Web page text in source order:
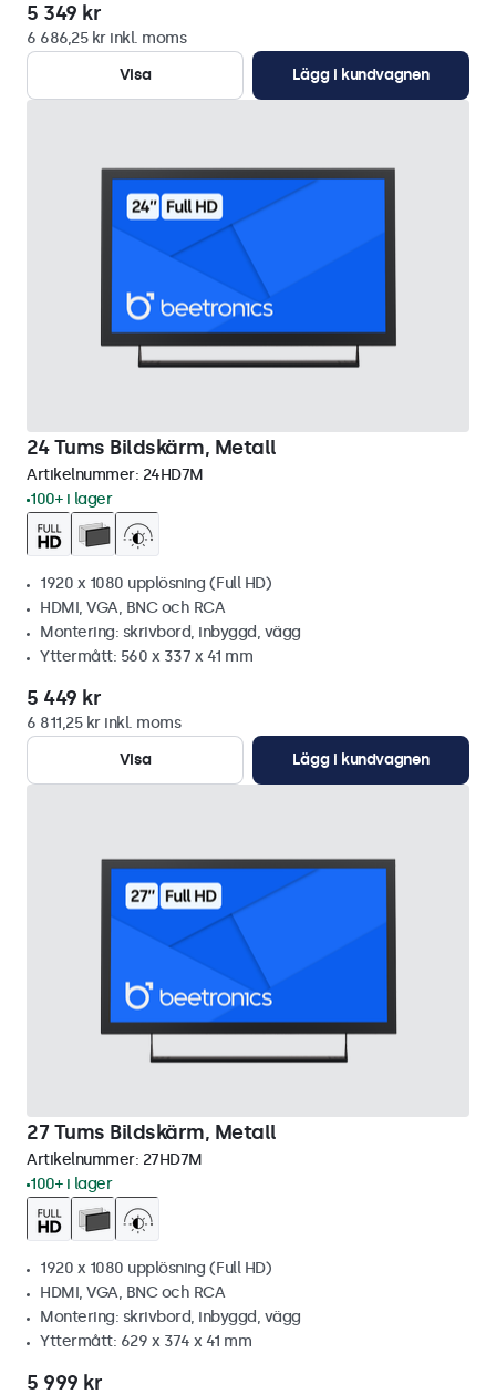
5 349 kr
6 686,25 kr inkl. moms
Visa
Lägg i kundvagnen
24 Tums Bildskärm, Metall
Artikelnummer: 24HD7M
100+ i lager
1920 x 1080 upplösning (Full HD)
HDMI, VGA, BNC och RCA
Montering: skrivbord, inbyggd, vägg
Yttermått: 560 x 337 x 41 mm
5 449 kr
6 811,25 kr inkl. moms
Visa
Lägg i kundvagnen
27 Tums Bildskärm, Metall
Artikelnummer: 27HD7M
100+ i lager
1920 x 1080 upplösning (Full HD)
HDMI, VGA, BNC och RCA
Montering: skrivbord, inbyggd, vägg
Yttermått: 629 x 374 x 41 mm
5 999 kr